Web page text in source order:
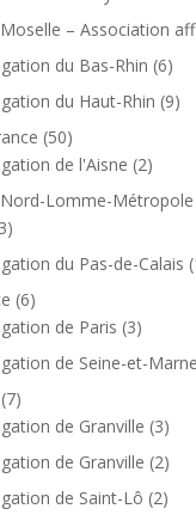
– Association
du Bas-Rhin (6)
du Haut-Rhin (9)
(50)
de l'Aisne (2)
Nord-Lomme-
du Pas-de-Calais
(6)
de Paris (3)
de Seine-et-Marne
(7)
de Granville (3)
de Granville (2)
de Saint-Lô (2)